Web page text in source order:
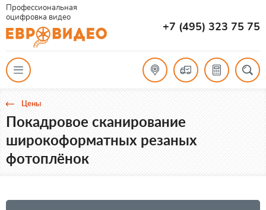
Профессиональная
оцифровка видео
+7 (495) 323 75 75
Цены
Покадровое сканирование
широкоформатных резаных
фотоплёнок